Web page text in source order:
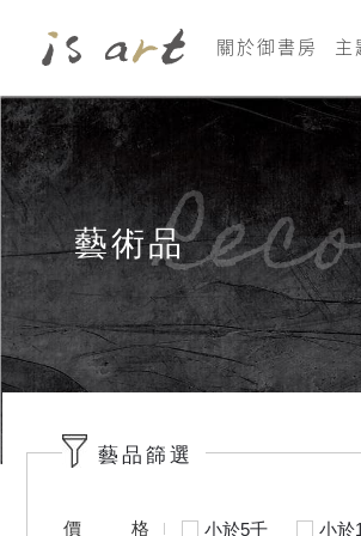
關於御書房 主
藝術品
藝品篩選
價格 小於5千 小於